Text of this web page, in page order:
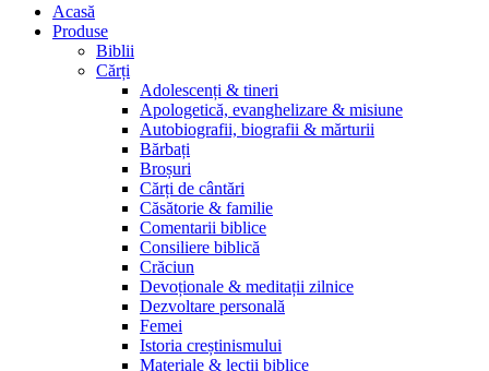
Acasă
Produse
Biblii
Cărți
Adolescenți & tineri
Apologetică, evanghelizare & misiune
Autobiografii, biografii & mărturii
Bărbați
Broșuri
Cărți de cântări
Căsătorie & familie
Comentarii biblice
Consiliere biblică
Crăciun
Devoționale & meditații zilnice
Dezvoltare personală
Femei
Istoria creștinismului
Materiale & lecții biblice